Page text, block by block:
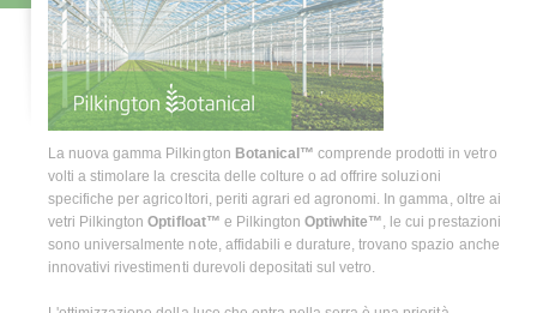
La nuova gamma Pilkington Botanical™ comprende prodotti in vetro
volti a stimolare la crescita delle colture o ad offrire soluzioni
specifiche per agricoltori, periti agrari ed agronomi. In gamma, oltre ai
vetri PilkingtonOptifloat™ e PilkingtonOptiwhite™, le cui prestazioni
sono universalmente note, affidabili e durature, trovano spazio anche
innovativi rivestimenti durevoli depositati sul vetro.